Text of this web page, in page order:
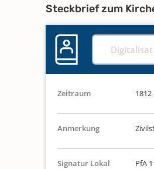
Steckbrief zum
Zeitraum 1812
Anmerkung
Signatur Lokal PfA